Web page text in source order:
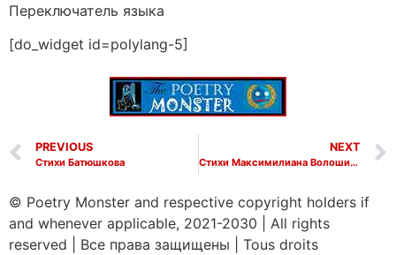
Переключатель языка
[do_widget id=polylang-5]
PREVIOUS
Стихи Батюшкова
NEXT
Стихи Максимилиана Волошина
© Poetry Monster and respective copyright holders if
and whenever applicable, 2021-2030
All rights
reserved
Все права защищены
Tous droits